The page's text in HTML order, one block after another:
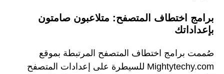
برامج اختطاف المتصفح: متلاعبون صامتون
بإعداداتك
صُممت برامج اختطاف المتصفح المرتبطة بموقع
Mightytechy.com للسيطرة على إعدادات المتصفح